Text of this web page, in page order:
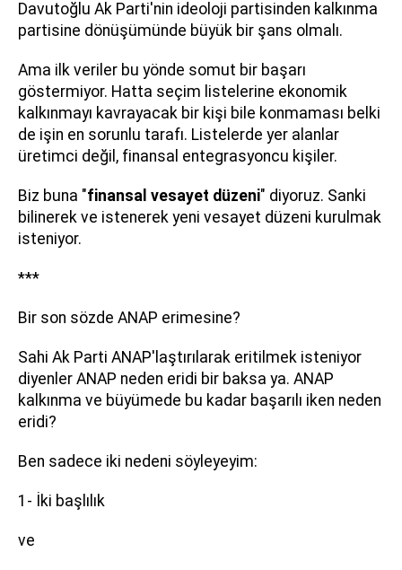
Davutoğlu Ak Parti'nin ideoloji partisinden kalkınma
partisine dönüşümünde büyük bir şans olmalı.
Ama ilk veriler bu yönde somut bir başarı
göstermiyor. Hatta seçim listelerine ekonomik
kalkınmayı kavrayacak bir kişi bile konmaması belki
de işin en sorunlu tarafı. Listelerde yer alanlar
üretimci değil, finansal entegrasyoncu kişiler.
Biz buna "finansal vesayet düzeni" diyoruz. Sanki
bilinerek ve istenerek yeni vesayet düzeni kurulmak
isteniyor.
***
Bir son sözde ANAP erimesine?
Sahi Ak Parti ANAP'laştırılarak eritilmek isteniyor
diyenler ANAP neden eridi bir baksa ya. ANAP
kalkınma ve büyümede bu kadar başarılı iken neden
eridi?
Ben sadece iki nedeni söyleyeyim:
1- İki başlılık
ve